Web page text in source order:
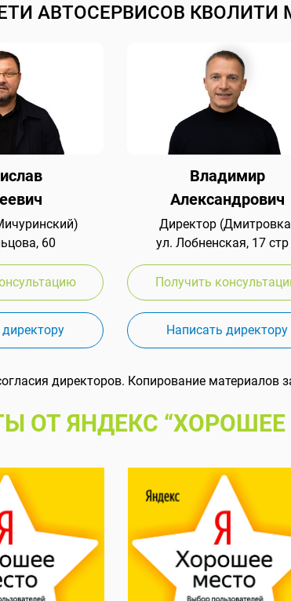
АВТОСЕРВИСОВ КВОЛИТИ
60
Владимир
Александрович
Директор
ул. Лобненская, 17 стр
Получить
Написать директору
директоров. Копирование материалов
ОТ ЯНДЕКС “ХОРОШЕЕ